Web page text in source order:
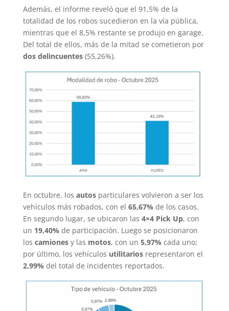
Además, el informe reveló que el 91,5% de la
totalidad de los robos sucedieron en la vía pública,
mientras que el 8,5% restante se produjo en garage.
Del total de ellos, más de la mitad se cometieron por
dos delincuentes (55,26%).
En octubre, los autos particulares volvieron a ser los
vehículos más robados, con el 65,67% de los casos.
En segundo lugar, se ubicaron las 4×4 Pick Up, con
un 19,40% de participación. Luego se posicionaron
los camiones y las motos, con un 5,97% cada uno;
por último, los vehículos utilitarios representaron el
2,99% del total de incidentes reportados.